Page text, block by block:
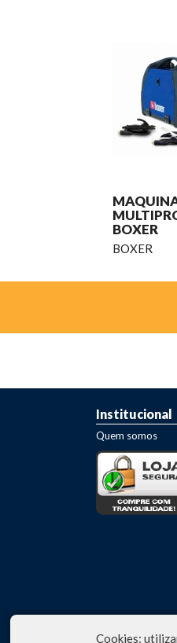
BOXER
BOXER
Institucional
Quem somos
Cookies: